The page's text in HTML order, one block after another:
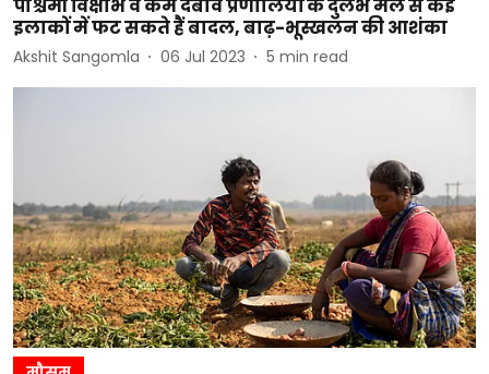
पश्चिमी विक्षोभ व कम दबाव प्रणालियों के दुर्लभ मेल से कई
इलाकों में फट सकते हैं बादल, बाढ़-भूस्खलन की आशंका
Akshit Sangomla 06 Jul 2023 5 min read